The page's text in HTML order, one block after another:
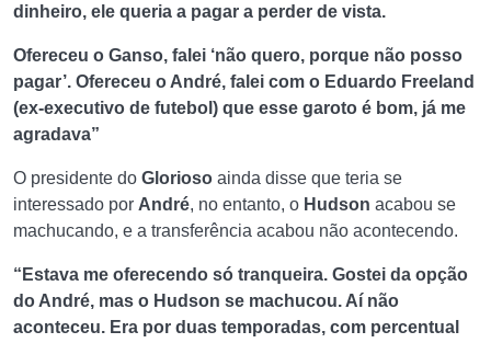
dinheiro, ele queria a pagar a perder de vista.
Ofereceu o Ganso, falei ‘não quero, porque não posso
pagar’. Ofereceu o André, falei com o Eduardo Freeland
(ex-executivo de futebol) que esse garoto é bom, já me
agradava”
O presidente do Glorioso ainda disse que teria se
interessado por André, no entanto, o Hudson acabou se
machucando, e a transferência acabou não acontecendo.
“Estava me oferecendo só tranqueira. Gostei da opção
do André, mas o Hudson se machucou. Aí não
aconteceu. Era por duas temporadas, com percentual